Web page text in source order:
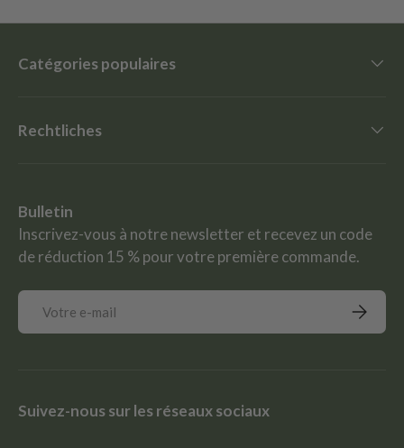
Catégories populaires
Rechtliches
Bulletin
Inscrivez-vous à notre newsletter et recevez un code
de réduction 15 % pour votre première commande.
S’inscrire
Suivez-nous sur les réseaux sociaux